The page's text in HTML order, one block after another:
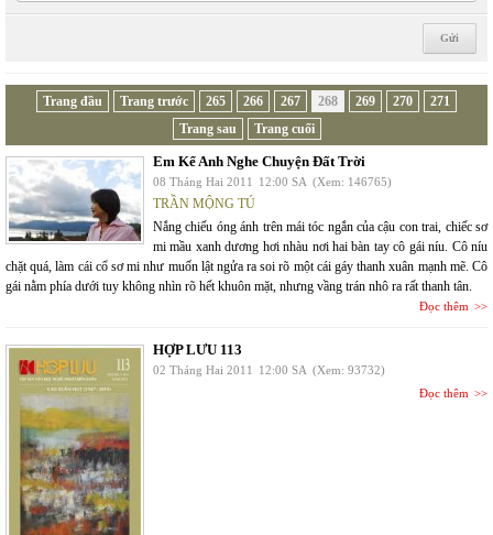
Trang đầu Trang trước 265 266 267 268 269 270
271
Trang sau
Trang cuối
Em Kể Anh Nghe Chuyện Đất Trời
08 Tháng Hai 2011 12:00 SA (Xem: 146765)
TRẦN MỘNG TÚ
Nắng chiếu óng ánh trên mái tóc ngắn của cậu con trai, chiếc sơ
mi mầu xanh dương hơi nhàu nơi hai bàn tay cô gái níu. Cô níu
chặt quá, làm cái cổ sơ mi như muốn lật ngửa ra soi rõ một cái gáy thanh xuân mạnh mẽ. Cô
gái nằm phía dưới tuy không nhìn rõ hết khuôn mặt, nhưng vầng trán nhô ra rất thanh tân.
Đọc thêm
HỢP LƯU 113
02 Tháng Hai 2011 12:00 SA (Xem: 93732)
Đọc thêm